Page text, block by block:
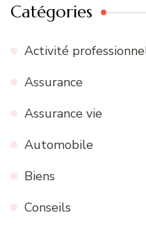
Catégories
Activité
Assurance
Assurance vie
Automobile
Biens
Conseils